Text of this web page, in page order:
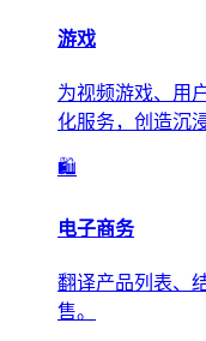
游戏
为视频游戏、用
化服务，创造沉
🛍️
电子商务
翻译产品列表、
售。